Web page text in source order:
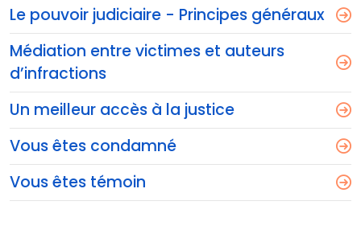
Le pouvoir judiciaire - Principes généraux
Médiation entre victimes et auteurs
d’infractions
Un meilleur accès à la justice
Vous êtes condamné
Vous êtes témoin